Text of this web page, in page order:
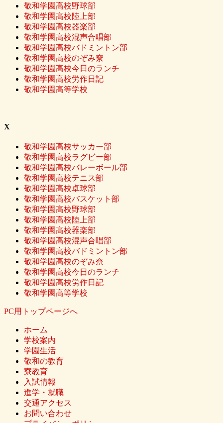
敬和学園高校野球部
敬和学園高校陸上部
敬和学園高校器楽部
敬和学園高校混声合唱部
敬和学園高校バドミントン部
敬和学園高校のぞみ尞
敬和学園高校今日のランチ
敬和学園高校労作日記
敬和学園高等学校
X
敬和学園高校サッカー部
敬和学園高校ラグビー部
敬和学園高校バレーボール部
敬和学園高校テニス部
敬和学園高校卓球部
敬和学園高校バスケット部
敬和学園高校野球部
敬和学園高校陸上部
敬和学園高校器楽部
敬和学園高校混声合唱部
敬和学園高校バドミントン部
敬和学園高校のぞみ尞
敬和学園高校今日のランチ
敬和学園高校労作日記
敬和学園高等学校
PC用トップページへ
ホーム
学校案内
学園生活
敬和の教育
寮教育
入試情報
進学・就職
交通アクセス
お問い合わせ